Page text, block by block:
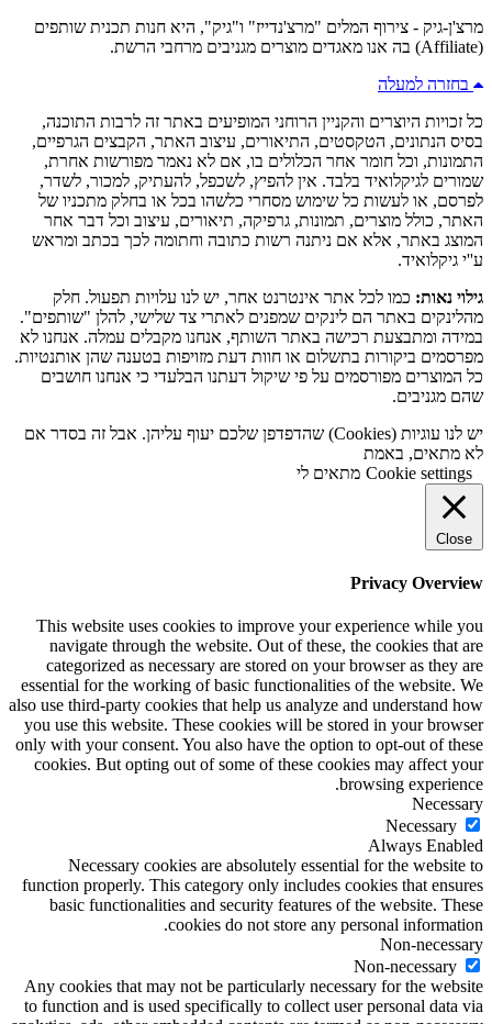
מרצ'ן-גיק - צירוף המלים "מרצ'נדייז" ו"גיק", היא חנות תכנית שותפים
(Affiliate) בה אנו מאגדים מוצרים מגניבים מרחבי הרשת.
בחזרה למעלה
כל זכויות היוצרים והקניין הרוחני המופיעים באתר זה לרבות התוכנה,
בסיס הנתונים, הטקסטים, התיאורים, עיצוב האתר, הקבצים הגרפיים,
התמונות, וכל חומר אחר הכלולים בו, אם לא נאמר מפורשות אחרת,
שמורים לגיקלואיד בלבד. אין להפיץ, לשכפל, להעתיק, למכור, לשדר,
לפרסם, או לעשות כל שימוש מסחרי כלשהו בכל או בחלק מתכניו של
האתר, כולל מוצרים, תמונות, גרפיקה, תיאורים, עיצוב וכל דבר אחר
המוצג באתר, אלא אם ניתנה רשות כתובה וחתומה לכך בכתב ומראש
ע''י גיקלואיד.
גילוי נאות: כמו לכל אתר אינטרנט אחר, יש לנו עלויות תפעול. חלק
מהלינקים באתר הם לינקים שמפנים לאתרי צד שלישי, להלן "שותפים".
במידה ומתבצעת רכישה באתר השותף, אנחנו מקבלים עמלה. אנחנו לא
מפרסמים ביקורות בתשלום או חוות דעת מזויפות בטענה שהן אותנטיות.
כל המוצרים מפורסמים על פי שיקול דעתנו הבלעדי כי אנחנו חושבים
שהם מגניבים.
יש לנו עוגיות (Cookies) שהדפדפן שלכם יעוף עליהן. אבל זה בסדר אם
לא מתאים, באמת
Cookie settings מתאים לי
Close
Privacy Overview
This website uses cookies to improve your experience while you
navigate through the website. Out of these, the cookies that are
categorized as necessary are stored on your browser as they are
essential for the working of basic functionalities of the website. We
also use third-party cookies that help us analyze and understand how
you use this website. These cookies will be stored in your browser
only with your consent. You also have the option to opt-out of these
cookies. But opting out of some of these cookies may affect your
browsing experience.
Necessary
Necessary
Always Enabled
Necessary cookies are absolutely essential for the website to
function properly. This category only includes cookies that ensures
basic functionalities and security features of the website. These
cookies do not store any personal information.
Non-necessary
Non-necessary
Any cookies that may not be particularly necessary for the website
to function and is used specifically to collect user personal data via